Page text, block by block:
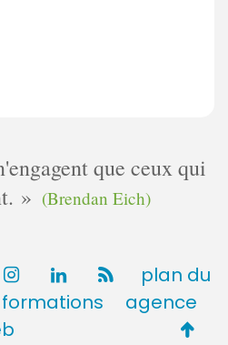
que ceux qui
(Brendan Eich)
plan du
formations
agence